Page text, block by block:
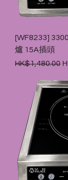
[WF8233]
爐 15A插頭
一般價格
HK$1,480.00